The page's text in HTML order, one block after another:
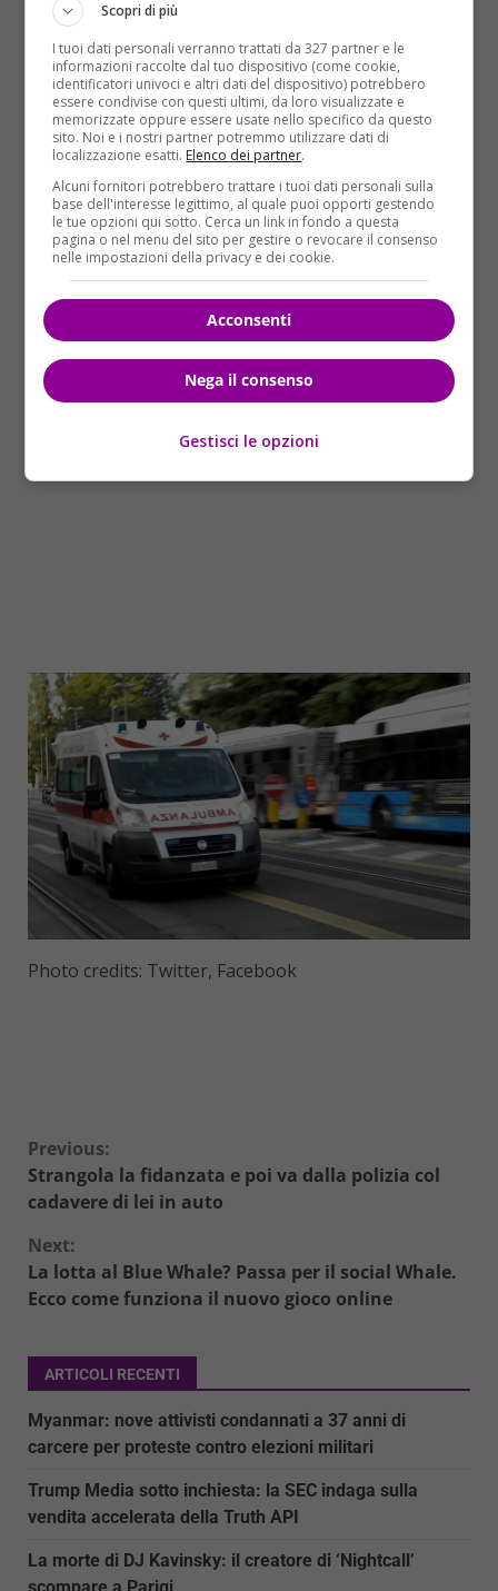
legali sulle lesioni della bambina e proseguito con
l’accertamento del difficile quadro familiare in cui la
piccola era inserita.Il padre ha ammesso le sue
responsabilitàalla presenza del legale erisulta ora
indagatoa piede libero. Secondo Adnkronos, il papà
della piccola nel corso dell’interrogatorioavrebbe
raccontato di essersi spaventato perché la piccola
non smetteva di piangere e di averla per questo
“un po’ strattonata”. Poi, quando ha deciso di
rimetterla nella culla, accidentalmente la piccola
sarebbe sfuggita di mano urtando la testa,
probabilmente contro il comodino.
Photo credits: Twitter, Facebook
Continue
Reading
Previous:
Strangola la fidanzata e poi va dalla polizia col
cadavere di lei in auto
Next:
La lotta al Blue Whale? Passa per il social Whale.
Ecco come funziona il nuovo gioco online
ARTICOLI RECENTI
Myanmar: nove attivisti condannati a 37 anni di
carcere per proteste contro elezioni militari
Trump Media sotto inchiesta: la SEC indaga sulla
vendita accelerata della Truth API
La morte di DJ Kavinsky: il creatore di ‘Nightcall’
Scopri di più
I tuoi dati personali verranno trattati da 327 partner e le
informazioni raccolte dal tuo dispositivo (come cookie,
identificatori univoci e altri dati del dispositivo) potrebbero
essere condivise con questi ultimi, da loro visualizzate e
memorizzate oppure essere usate nello specifico da questo
sito. Noi e i nostri partner potremmo utilizzare dati di
localizzazione esatti. Elenco dei partner.
Alcuni fornitori potrebbero trattare i tuoi dati personali sulla
base dell'interesse legittimo, al quale puoi opporti gestendo
le tue opzioni qui sotto. Cerca un link in fondo a questa
pagina o nel menu del sito per gestire o revocare il consenso
nelle impostazioni della privacy e dei cookie.
Acconsenti
Nega il consenso
Gestisci le opzioni